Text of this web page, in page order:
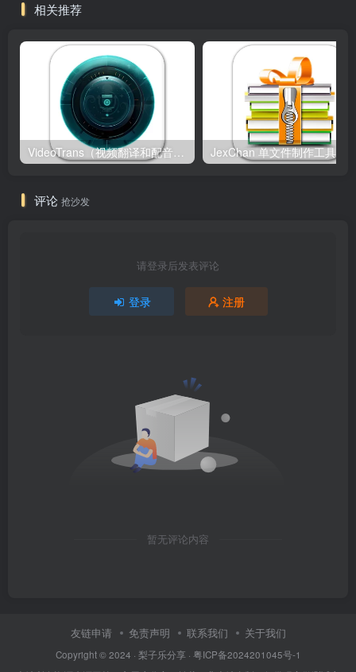
相关推荐
VideoTrans（视频翻译和配音） v3.72 中文免费版
评论 抢沙发
请登录后发表评论
登录 注册
暂无评论内容
友链申请 免责声明 联系我们 关于我们
Copyright © 2024 · 梨子乐分享· 粤ICP备2024201045号-1